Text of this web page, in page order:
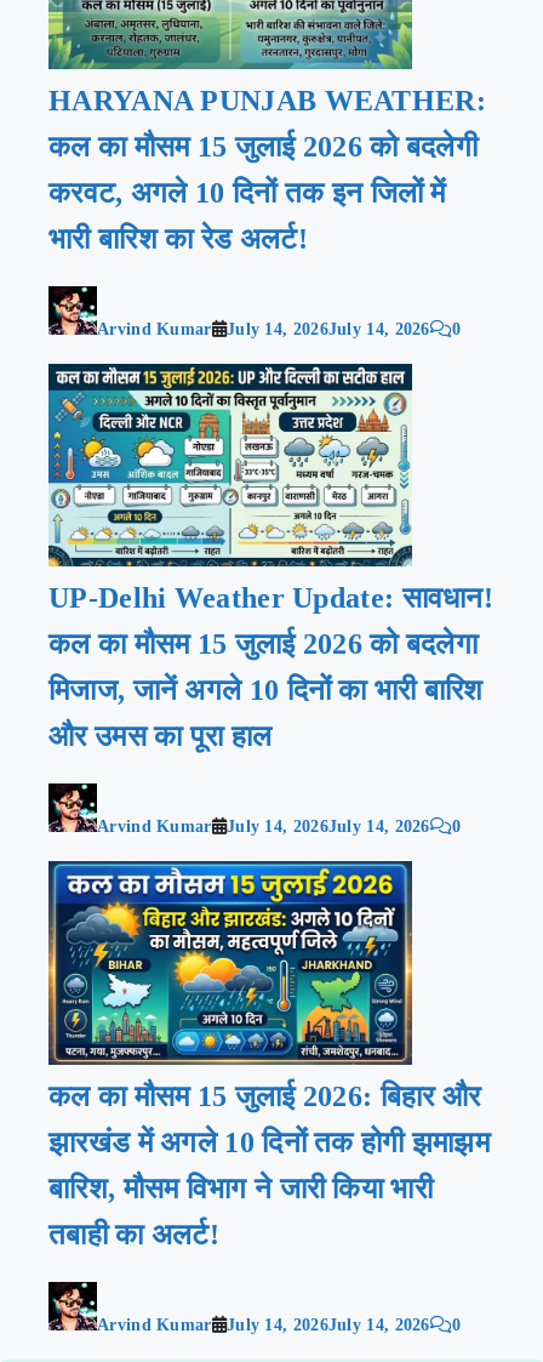
HARYANA PUNJAB WEATHER:
कल का मौसम 15 जुलाई 2026 को बदलेगी
करवट, अगले 10 दिनों तक इन जिलों में
भारी बारिश का रेड अलर्ट!
Arvind Kumar July 14, 2026July 14, 2026 0
UP-Delhi Weather Update: सावधान!
कल का मौसम 15 जुलाई 2026 को बदलेगा
मिजाज, जानें अगले 10 दिनों का भारी बारिश
और उमस का पूरा हाल
Arvind Kumar July 14, 2026July 14, 2026 0
कल का मौसम 15 जुलाई 2026: बिहार और
झारखंड में अगले 10 दिनों तक होगी झमाझम
बारिश, मौसम विभाग ने जारी किया भारी
तबाही का अलर्ट!
Arvind Kumar July 14, 2026July 14, 2026 0